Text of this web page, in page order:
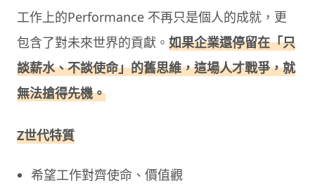
工作上的Performance 不再只是個人的成就，更
包含了對未來世界的貢獻。 如果企業還停留在「只
談薪水、不談使命」的舊思維，這場人才戰爭，就
無法搶得先機。
Z世代特質
希望工作對齊使命、價值觀